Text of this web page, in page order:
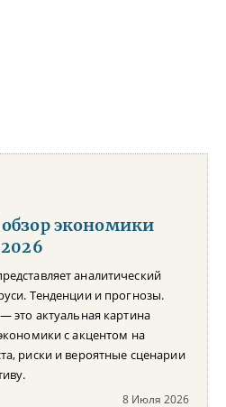
экономики
аналитический
Тенденции и прогнозы.
актуальная картина
с акцентом на
риски и вероятные сценарии
8 Июля 2026